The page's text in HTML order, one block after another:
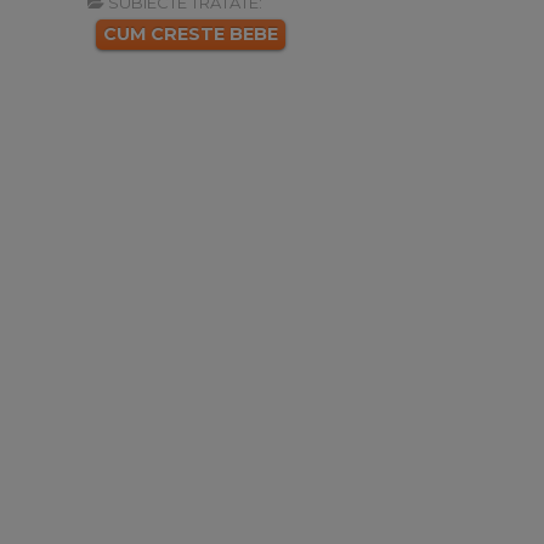
CUM CRESTE BEBE